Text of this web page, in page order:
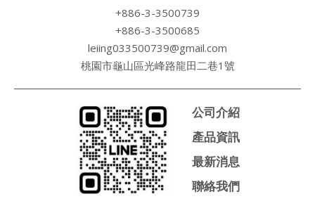
+886-3-3500739
+886-3-3500685
leiing033500739@gmail.com
桃園市龜山區光峰路龍田二巷1號
公司介紹
產品資訊
最新消息
聯絡我們